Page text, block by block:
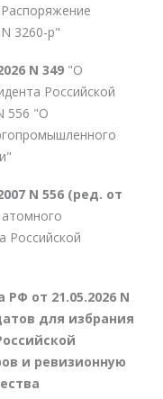
3260-р"
N 349 "О
Российской
556 "О
N 556 (ред. от
Российской
от 21.05.2026 N
для избрания
и ревизионную